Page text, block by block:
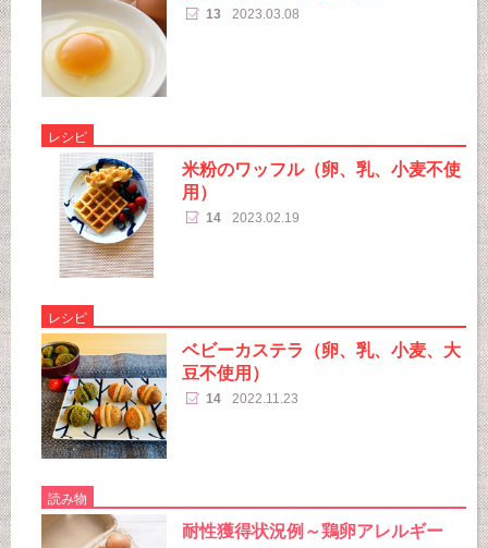
13 2023.03.08
レシピ
米粉のワッフル（卵、乳、小麦不使
用）
14 2023.02.19
レシピ
ベビーカステラ（卵、乳、小麦、大
豆不使用）
14 2022.11.23
読み物
耐性獲得状況例～鶏卵アレルギー